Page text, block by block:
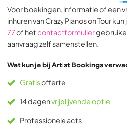
31
ratings
Voor boekingen, informatie of een
inhuren van Crazy Pianos on Tour
77of hetcontactformulier
aanvraag zelf samenstellen.
Wat kun je bij Artist Bookings
Gratisofferte
14 dagenvrijblijvende optie
Professionele acts